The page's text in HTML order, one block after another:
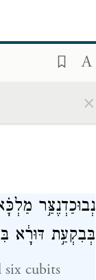
×
נְבוּכַדְנֶצַּ֣ר
בְּבִקְעַ֣ת דּוּרָ֔א
six cubits